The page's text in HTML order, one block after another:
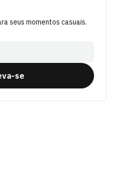
seus momentos casuais.
se